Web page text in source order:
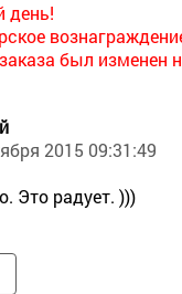
день!
был изменен
2015 09:31:49
Это радует. )))